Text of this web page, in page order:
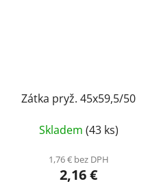
Zátka pryž. 45x59,5/50
Skladem (43 ks)
1,76 € bez DPH
2,16 €